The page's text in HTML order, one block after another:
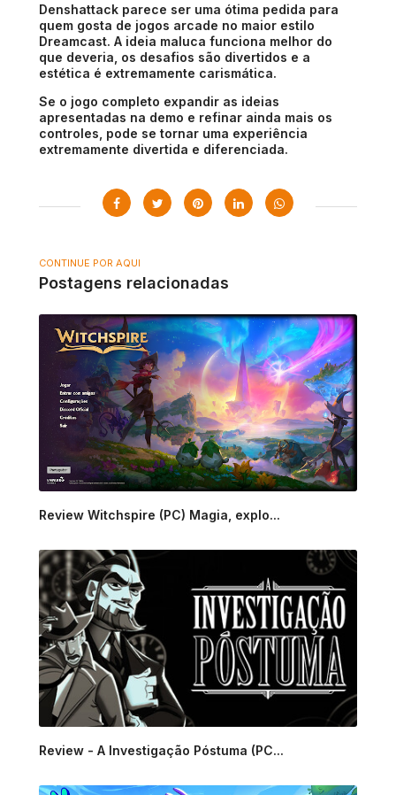
Denshattack parece ser uma ótima pedida para
quem gosta de jogos arcade no maior estilo
Dreamcast. A ideia maluca funciona melhor do
que deveria, os desafios são divertidos e a
estética é extremamente carismática.
Se o jogo completo expandir as ideias
apresentadas na demo e refinar ainda mais os
controles, pode se tornar uma experiência
extremamente divertida e diferenciada.
CONTINUE POR AQUI
Postagens relacionadas
Review Witchspire (PC) Magia, explo...
Review - A Investigação Póstuma (PC...